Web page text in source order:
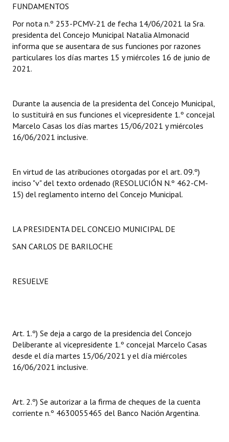
Proyectos Presentados
Dictámenes Asesoría Letrada
Ejecución Presupuestaria
Actas de Audiencias Públicas
Comunicaciones
Resoluciones
Resoluciones de Presidencia
Registros y Distinciones
Datos Históricos
Audiencias Públicas - Registro
FUNDAMENTOS
Por nota n.º 253-PCMV-21 de fecha 14/06/2021 la Sra.
presidenta del Concejo Municipal Natalia Almonacid
informa que se ausentara de sus funciones por razones
particulares los días martes 15 y miércoles 16 de junio de
2021.
Durante la ausencia de la presidenta del Concejo Municipal,
lo sustituirá en sus funciones el vicepresidente 1.º concejal
Marcelo Casas los días martes 15/06/2021 y miércoles
16/06/2021 inclusive.
En virtud de las atribuciones otorgadas por el art. 09.º)
inciso "v" del texto ordenado (RESOLUCIÓN N.º 462-CM-
15) del reglamento interno del Concejo Municipal.
LA PRESIDENTA DEL CONCEJO MUNICIPAL DE
SAN CARLOS DE BARILOCHE
RESUELVE
Art. 1.º) Se deja a cargo de la presidencia del Concejo
Deliberante al vicepresidente 1.º concejal Marcelo Casas
desde el día martes 15/06/2021 y el día miércoles
16/06/2021 inclusive.
Art. 2.º) Se autorizar a la firma de cheques de la cuenta
corriente n.º 4630055465 del Banco Nación Argentina.